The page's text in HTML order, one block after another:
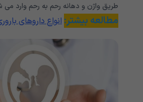
طریق واژن و دهانه رحم به رحم وارد می
مطالعه بیشتر: انواع داروهای